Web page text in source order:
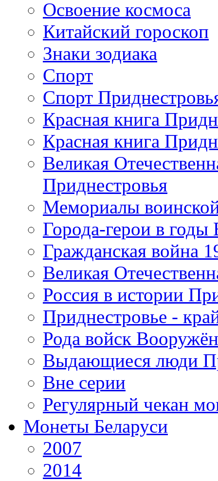
Освоение космоса
Китайский гороскоп
Знаки зодиака
Спорт
Спорт
Красная книга
Красная книга
Великая
Приднестровья
Мемориалы
Города-герои в
Гражданская война
Великая
Россия в истории
Приднестровье -
Рода войск
Выдающиеся люди
Вне серии
Регулярный чекан
Монеты Беларуси
2007
2014